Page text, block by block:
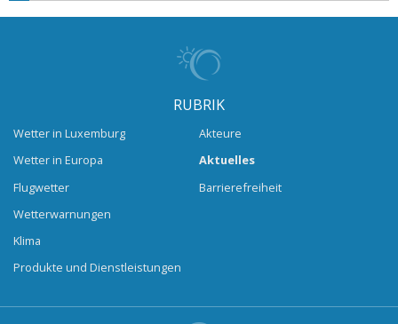
RUBRIK
Wetter in Luxemburg
Wetter in Europa
Flugwetter
Wetterwarnungen
Klima
Produkte und Dienstleistungen
Akteure
Aktuelles
Barrierefreiheit